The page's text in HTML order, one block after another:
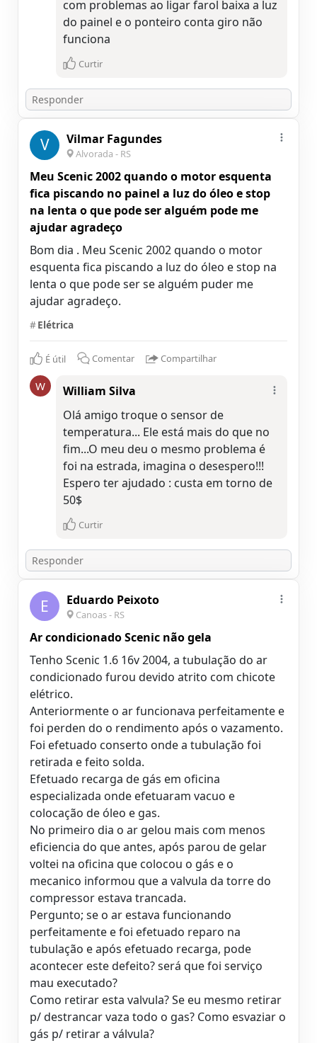
com problemas ao ligar farol baixa a luz
do painel e o ponteiro conta giro não
Curtir
V Vilmar Fagundes
Alvorada - RS
Meu Scenic 2002 quando o motor esquenta
fica piscando no painel a luz do óleo e stop
na lenta o que pode ser alguém pode me
ajudar agradeço
Bom dia . Meu Scenic 2002 quando o motor
esquenta fica piscando a luz do óleo e stop na
lenta o que pode ser se alguém puder me
ajudar agradeço.
#Elétrica
É útil Comentar Compartilhar
W
William Silva
Olá amigo troque o sensor de
temperatura... Ele está mais do que no
fim...O meu deu o mesmo problema é
foi na estrada, imagina o desespero!!!
Espero ter ajudado : custa em torno de
50$
Curtir
E Eduardo Peixoto
Canoas - RS
Ar condicionado Scenic não gela
Tenho Scenic 1.6 16v 2004, a tubulação do ar
condicionado furou devido atrito com chicote
elétrico.
Anteriormente o ar funcionava perfeitamente e
foi perden do o rendimento após o vazamento.
Foi efetuado conserto onde a tubulação foi
retirada e feito solda.
Efetuado recarga de gás em oficina
especializada onde efetuaram vacuo e
colocação de óleo e gas.
No primeiro dia o ar gelou mais com menos
eficiencia do que antes, após parou de gelar
voltei na oficina que colocou o gás e o
mecanico informou que a valvula da torre do
compressor estava trancada.
Pergunto; se o ar estava funcionando
perfeitamente e foi efetuado reparo na
tubulação e após efetuado recarga, pode
acontecer este defeito? será que foi serviço
mau executado?
Como retirar esta valvula? Se eu mesmo retirar
p/ destrancar vaza todo o gas? Como esvaziar o
gás p/ retirar a válvula?